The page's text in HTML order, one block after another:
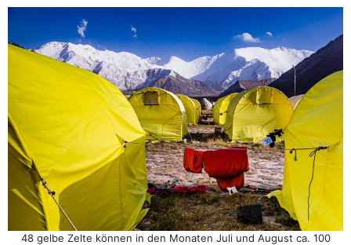
48 gelbe Zelte können in den Monaten Juli und August ca. 100